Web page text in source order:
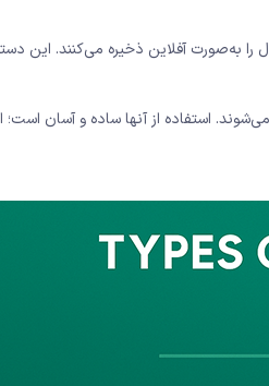
به‌صورت آفلاین ذخیره می‌کنند. این
استفاده از آنها ساده و آسان است؛